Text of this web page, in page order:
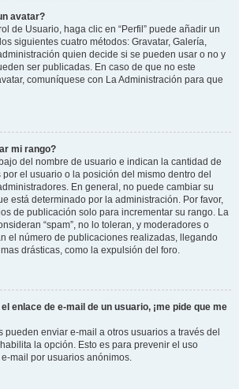
avatar?
de Usuario, haga clic en “Perfil” puede añadir un
siguientes cuatro métodos: Gravatar, Galería,
quien decide si se pueden usar o no y
ser publicadas. En caso de que no este
comuníquese con La Administración para que
mi rango?
del nombre de usuario e indican la cantidad de
el usuario o la posición del mismo dentro del
En general, no puede cambiar su
está determinado por la administración. Por favor,
de publicación solo para incrementar su rango. La
“spam”, no lo toleran, y moderadores o
el número de publicaciones realizadas, llegando
drásticas, como la expulsión del foro.
enlace de e-mail de un usuario, ¡me pide que me
pueden enviar e-mail a otros usuarios a través del
la opción. Esto es para prevenir el uso
mail por usuarios anónimos.